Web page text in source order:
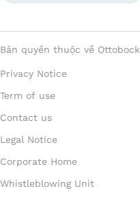
Bản quyền thuộc về Ottobock
Privacy Notice
Term of use
Contact us
Legal Notice
Corporate Home
Whistleblowing Unit